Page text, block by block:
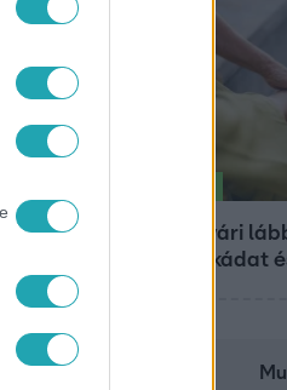
Ez a nyári
ki a bokádat